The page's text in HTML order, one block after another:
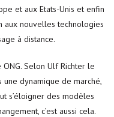
et aux Etats-Unis et enfin
aux nouvelles technologies
à distance.
Selon Ulf Richter le
une dynamique de marché,
s’éloigner des modèles
c’est aussi cela.